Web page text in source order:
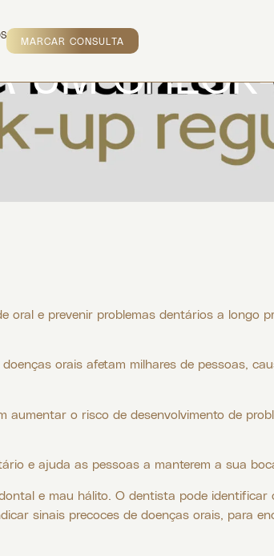
MARCAR CONSULTA
UM
oral e prevenir problemas dentários a longo
orais afetam milhares de pessoas,
aumentar o risco de desenvolvimento de
e ajuda as pessoas a manterem a sua
e mau hálito. O dentista pode identificar
sinais precoces de doenças orais, para